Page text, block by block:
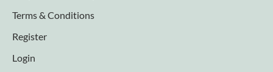
Terms & Conditions
Register
Login